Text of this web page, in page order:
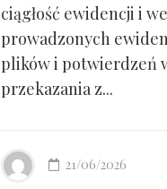
ciągłość ewidencji i
prowadzonych
plików i potwierdzeń
przekazania z...
21/06/2026